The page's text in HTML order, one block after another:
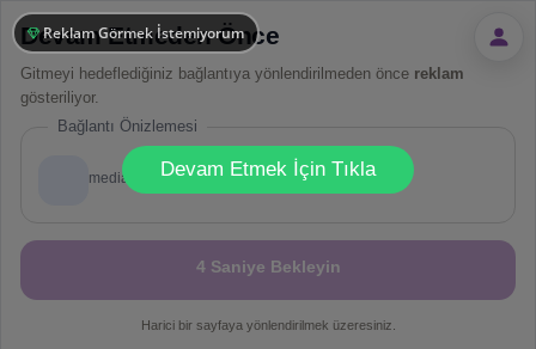
Devam Etmeden Önce
Gitmeyi hedeflediğiniz bağlantıya yönlendirilmeden önce reklam
gösteriliyor.
Bağlantı Önizlemesi
mediafire.com Dosya
4 Saniye Bekleyin
Harici bir sayfaya yönlendirilmek üzeresiniz.
! Not valid!
Devam Etmek İçin Tıkla
Reklam Görmek İstemiyorum